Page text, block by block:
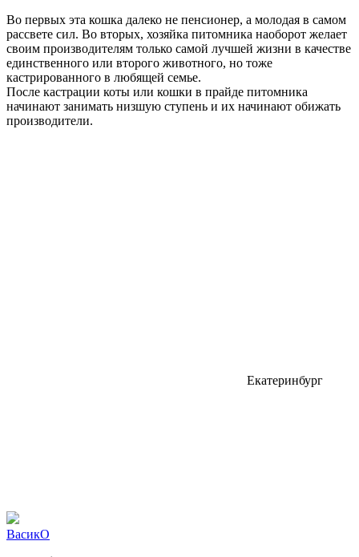
Во первых эта кошка далеко не пенсионер, а молодая в самом
рассвете сил. Во вторых, хозяйка питомника наоборот желает
своим производителям только самой лучшей жизни в качестве
единственного или второго животного, но тоже
кастрированного в любящей семье.
После кастрации коты или кошки в прайде питомника
начинают занимать низшую ступень и их начинают обижать
производители.
Екатеринбург
ВасикО